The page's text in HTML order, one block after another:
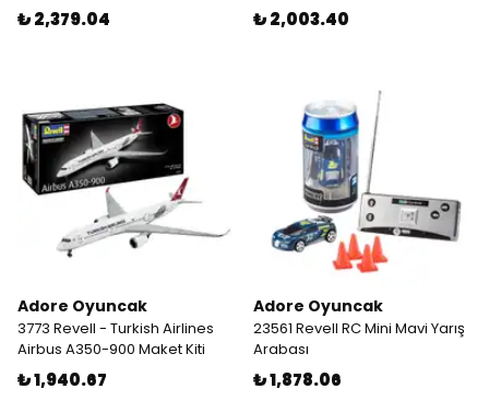
₺ 2,379.04 ₺ 2,003.40
Adore Oyuncak
3773 Revell - Turkish Airlines
Airbus A350-900 Maket Kiti
₺ 1,940.67
Adore Oyuncak
23561 Revell RC Mini Mavi Yarış
Arabası
₺ 1,878.06